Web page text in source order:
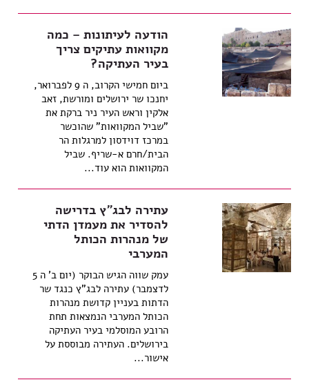
הודעה לעיתונות – כמה
מקוואות עתיקים צריך
בעיר העתיקה?
ביום חמישי הקרוב, ה 9 לפברואר,
יחנכו שר ירושלים ומורשת, זאב
אלקין וראש העיר ניר ברקת את
"שביל המקוואות" שהוכשר
במרכז דוידסון למרגלות הר
הבית/חרם א-שריף. שביל
המקוואות הוא עוד...
עתירה לבג"ץ בדרישה
להסדיר את מעמדן הדתי
של מנהרות הכותל
המערבי
עמק שווה הגיש הבוקר (יום ב' ה 5
לדצמבר) עתירה לבג"ץ כנגד שר
הדתות בעניין קדושת מנהרות
הכותל המערבי הנמצאות תחת
הרובע המוסלמי בעיר העתיקה
בירושלים. העתירה מבוססת על
אישור...